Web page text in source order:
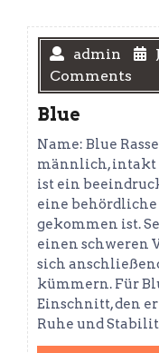
admin
Comments
Blue
Name: Blue
männlich, intakt
ist ein
eine behördliche
gekommen ist.
einen schweren
sich
kümmern. Für
Einschnitt, den
Ruhe und